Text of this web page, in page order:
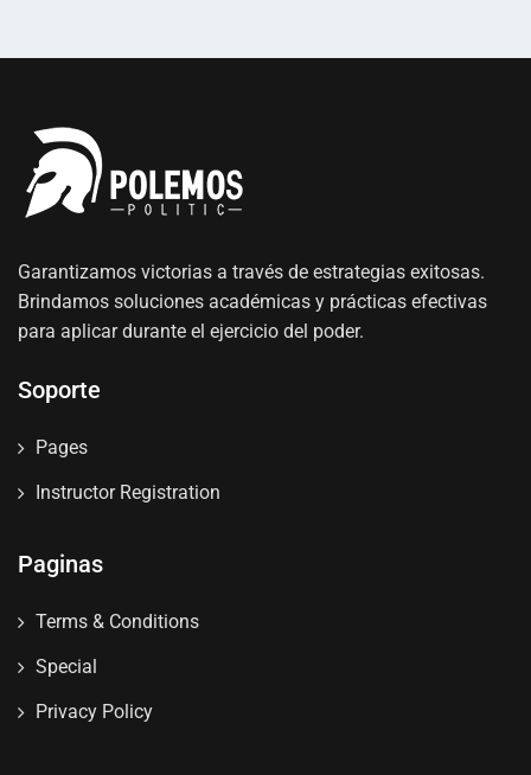
Garantizamos victorias a través de estrategias exitosas.
Brindamos soluciones académicas y prácticas efectivas
para aplicar durante el ejercicio del poder.
Soporte
Pages
Instructor Registration
Paginas
Terms & Conditions
Special
Privacy Policy